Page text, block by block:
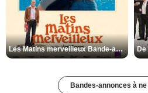
Les Matins merveilleux Bande-annonce VF
Bandes-annonces à